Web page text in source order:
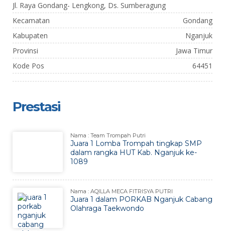
Jl. Raya Gondang- Lengkong, Ds. Sumberagung
Kecamatan
Gondang
Kabupaten
Nganjuk
Provinsi
Jawa Timur
Kode Pos
64451
Prestasi
Nama : Team Trompah Putri
Juara 1 Lomba Trompah tingkap SMP
dalam rangka HUT Kab. Nganjuk ke-
1089
Nama : AQILLA MECA FITRISYA PUTRI
Juara 1 dalam PORKAB Nganjuk Cabang
Olahraga Taekwondo